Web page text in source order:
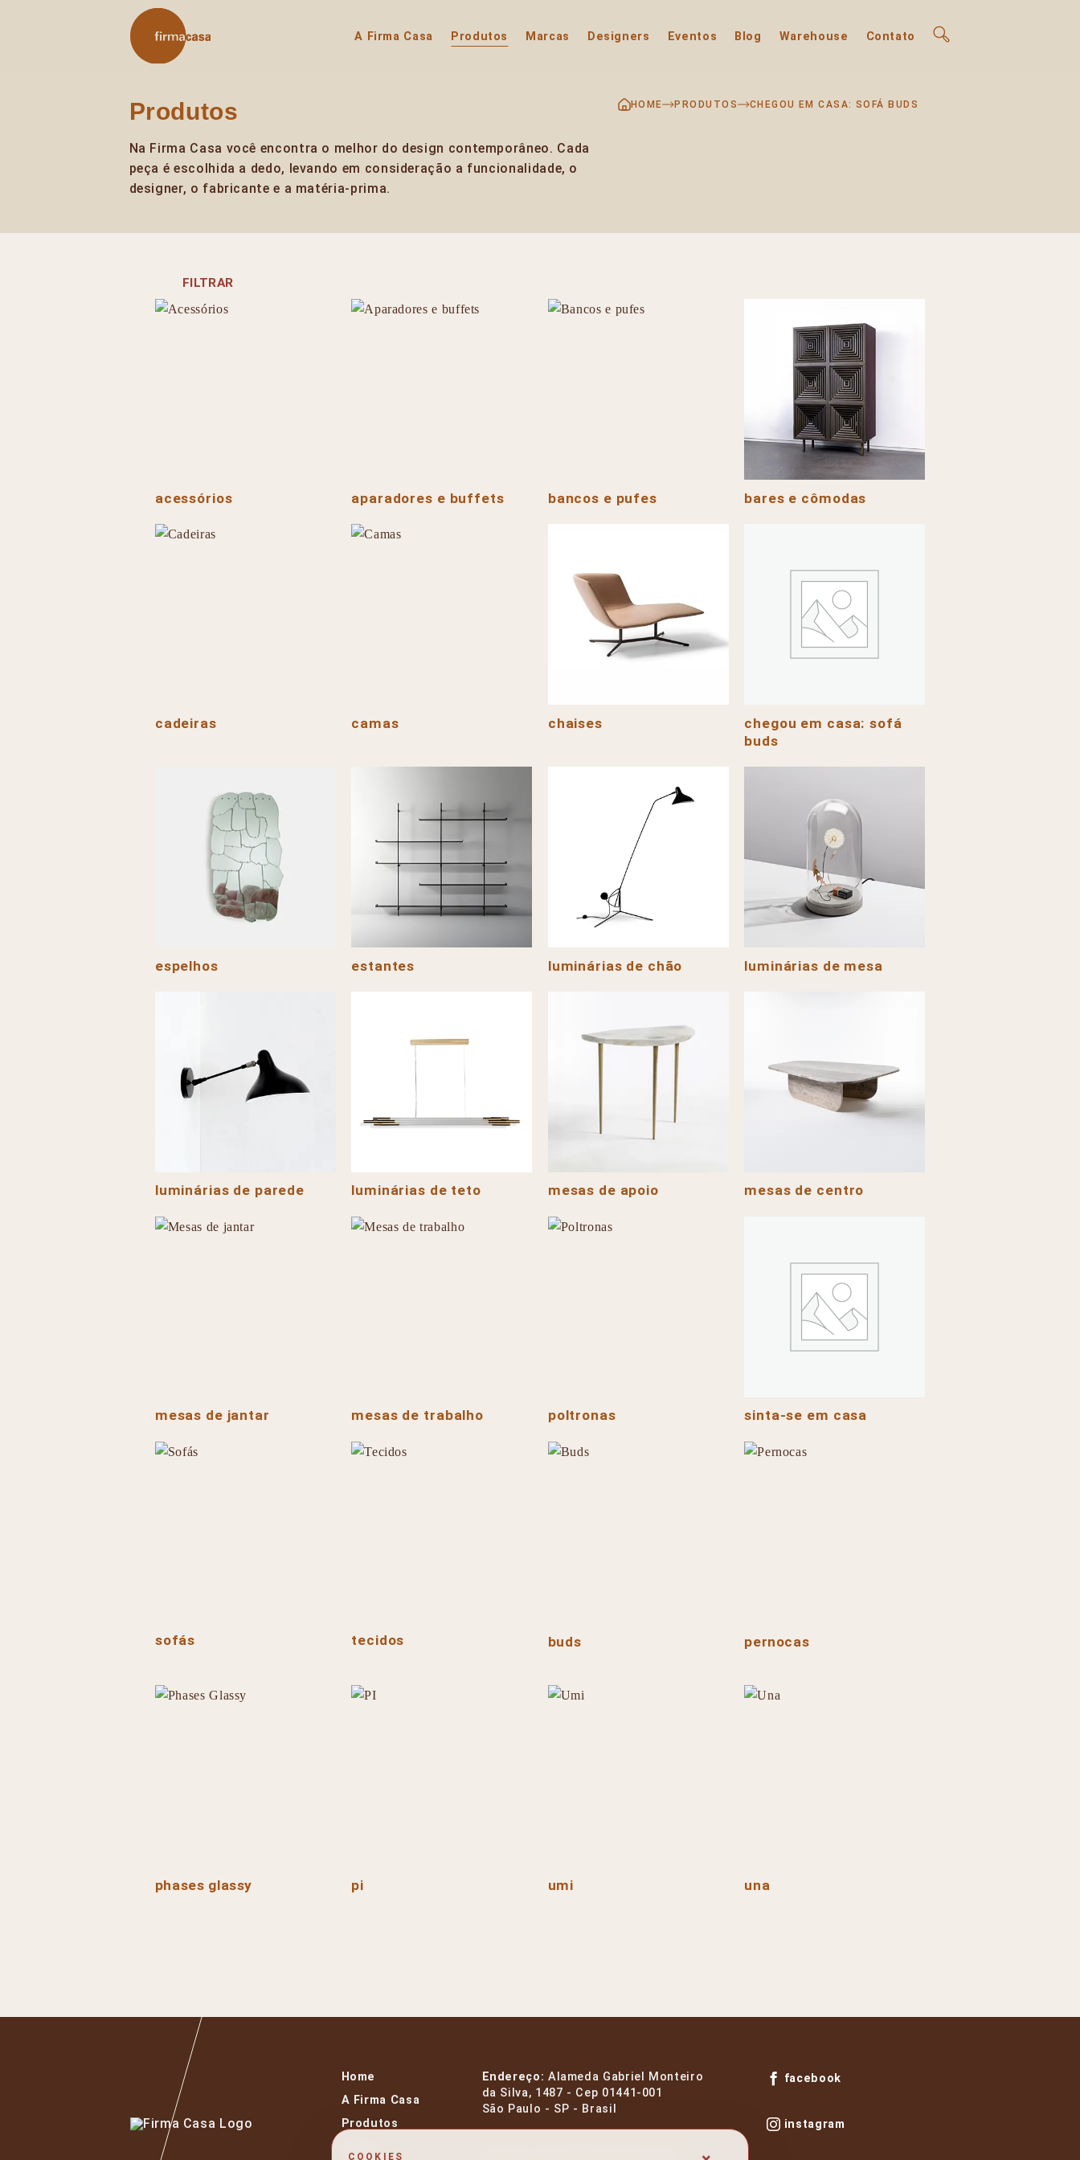
A Firma Casa Produtos Marcas Designers Eventos Blog Warehouse Contato
Produtos
Na Firma Casa você encontra o melhor do design contemporâneo. Cada
peça é escolhida a dedo, levando em consideração a funcionalidade, o
designer, o fabricante e a matéria-prima.
HOME PRODUTOS CHEGOU EM CASA: SOFÁ BUDS
FILTRAR
acessórios aparadores e buffets bancos e pufes bares e cômodas
cadeiras camas chaises
chegou em casa: sofá
buds
espelhos estantes luminárias de chão luminárias de mesa
luminárias de parede luminárias de teto mesas de apoio mesas de centro
mesas de jantar mesas de trabalho poltronas sinta-se em casa
sofás tecidos buds pernocas
phases glassy pi umi una
Home
A Firma Casa
Produtos
Endereço: Alameda Gabriel Monteiro
da Silva, 1487 - Cep 01441-001
São Paulo - SP - Brasil
facebook
instagram
COOKIES